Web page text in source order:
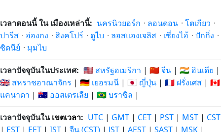
218 วัน
ที่แล้ว
31/12/25
218 วัน
หลังจากนี้
12/3/27
219 วัน
ที่แล้ว
30/12/25
หลังจากนี้
13/3/27
220 วัน
ที่แล้ว
29/12/25
220 วัน
หลังจากนี้
221 วัน
28/12/25
221 วัน
15/3/27
เวลาตอนนี้ ใน เมืองเหล่านี้: นครนิวยอร์ก · ลอนดอน · โตเกียว ·
ปารีส · ฮ่องกง · สิงคโปร์ · ดูไบ · ลอสแองเจลิส · เซี่ยงไฮ้ · ปักกิ่ง ·
ซิดนีย์ · มุมไบ
เวลาปัจจุบันในประเทศ: 🇺🇸 สหรัฐอเมริกา | 🇨🇳 จีน | 🇮🇳 อินเดีย |
🇬🇧 สหราชอาณาจักร | 🇩🇪 เยอรมนี | 🇯🇵 ญี่ปุ่น | 🇫🇷 ฝรั่งเศส | 🇨🇦
แคนาดา | 🇦🇺 ออสเตรเลีย | 🇧🇷 บราซิล |
เวลาปัจจุบันในเขตเวลา: UTC | GMT | CET | PST | MST | CST
| EST | EET | IST | จีน (CST) | JST | AEST | SAST | MSK |